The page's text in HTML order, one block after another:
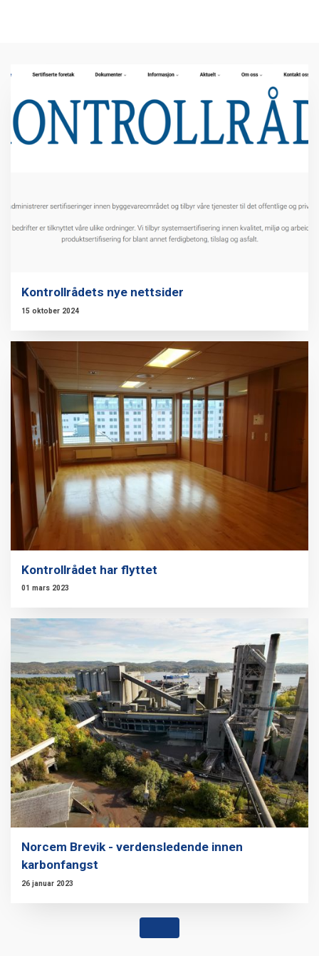
Kontrollrådets nye nettsider
15 oktober 2024
Kontrollrådet har flyttet
01 mars 2023
Norcem Brevik - verdensledende innen
karbonfangst
26 januar 2023